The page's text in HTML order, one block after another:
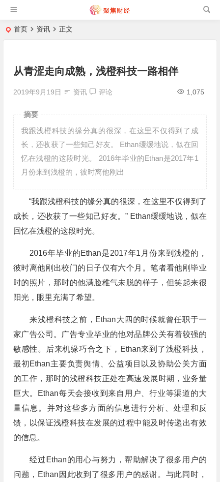
首页 资讯 正文
从青涩走向成熟，浅橙科技一路相伴
2019年9月19日 资讯 评论 1,075
摘要
我跟浅橙科技的缘分真的很深，在这里不仅得到了成
长，还收获了一些知己好友。 Ethan缓缓地说，似在回
忆在浅橙的这段时光。 2016年毕业的Ethan是2017年1
月份来到浅橙的，彼时离他刚出
“我跟浅橙科技的缘分真的很深，在这里不仅得到了
成长，还收获了一些知己好友。” Ethan缓缓地说，似在
回忆在浅橙的这段时光。
2016年毕业的Ethan是2017年1月份来到浅橙的，
彼时离他刚出校门的日子仅有六个月。笔者看他刚毕业
时的照片，那时的他满脸稚气未脱的样子，但笑起来很
阳光，眼里充满了希望。
来浅橙科技之前，Ethan大四的时候就曾任职于一
家广告公司。广告专业毕业的他对品牌公关有着较强的
敏感性。后来机缘巧合之下，Ethan来到了浅橙科技，
最初Ethan主要负责舆情、公益项目以及协助公关方面
的工作，那时的浅橙科技正处在高速发展时期，业务量
巨大。Ethan每天会接收到来自用户、行业等渠道的大
量信息。并对这些多方面的信息进行分析、处理和反
馈，以保证浅橙科技在发展的过程中能及时传递出有效
的信息。
经过Ethan的用心与努力，帮助解决了很多用户的
问题，Ethan因此收到了很多用户的感谢。与此同时，